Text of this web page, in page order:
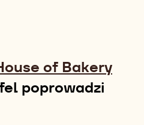
of Bakery
poprowadzi